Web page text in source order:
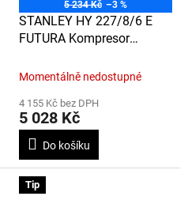
5 234 Kč –3 %
STANLEY HY 227/8/6 E
FUTURA Kompresor
8 Bar
Momentálně nedostupné
4 155 Kč bez DPH
5 028 Kč
Do košíku
Tip